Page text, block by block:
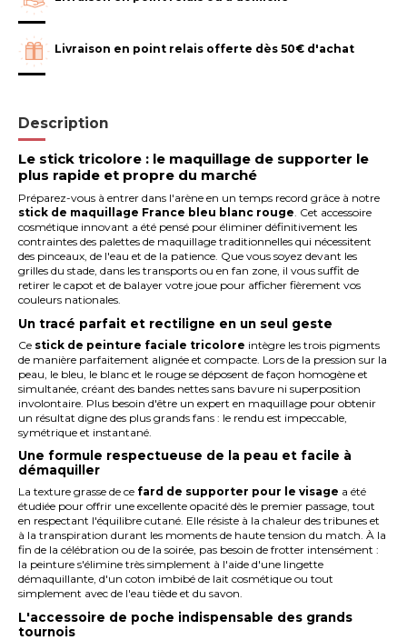
Livraison en point relais offerte dès 50€ d'achat
Description
Le stick tricolore : le maquillage de supporter le
plus rapide et propre du marché
Préparez-vous à entrer dans l'arène en un temps record grâce à notre
stick de maquillage France bleu blanc rouge. Cet accessoire
cosmétique innovant a été pensé pour éliminer définitivement les
contraintes des palettes de maquillage traditionnelles qui nécessitent
des pinceaux, de l'eau et de la patience. Que vous soyez devant les
grilles du stade, dans les transports ou en fan zone, il vous suffit de
retirer le capot et de balayer votre joue pour afficher fièrement vos
couleurs nationales.
Un tracé parfait et rectiligne en un seul geste
Ce stick de peinture faciale tricolore intègre les trois pigments
de manière parfaitement alignée et compacte. Lors de la pression sur la
peau, le bleu, le blanc et le rouge se déposent de façon homogène et
simultanée, créant des bandes nettes sans bavure ni superposition
involontaire. Plus besoin d'être un expert en maquillage pour obtenir
un résultat digne des plus grands fans : le rendu est impeccable,
symétrique et instantané.
Une formule respectueuse de la peau et facile à
démaquiller
La texture grasse de ce fard de supporter pour le visage a été
étudiée pour offrir une excellente opacité dès le premier passage, tout
en respectant l'équilibre cutané. Elle résiste à la chaleur des tribunes et
à la transpiration durant les moments de haute tension du match. À la
fin de la célébration ou de la soirée, pas besoin de frotter intensément :
la peinture s'élimine très simplement à l'aide d'une lingette
démaquillante, d'un coton imbibé de lait cosmétique ou tout
simplement avec de l'eau tiède et du savon.
L'accessoire de poche indispensable des grands
tournois